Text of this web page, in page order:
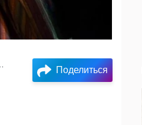
Поделиться